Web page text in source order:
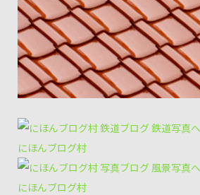
にほんブログ村
にほんブログ村